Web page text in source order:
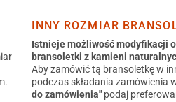
INNY ROZMIAR
Istnieje możliwość modyfikacji
bransoletki z kamieni
Aby zamówić tą bransoletkę w
podczas składania zamówienia
do zamówienia"podaj